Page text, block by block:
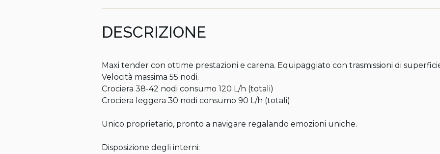
DESCRIZIONE
Maxi tender con ottime prestazioni e carena. Equipaggiato con trasmissioni di
Velocità massima 55 nodi.
Crociera 38-42 nodi consumo 120 L/h (totali)
Crociera leggera 30 nodi consumo 90 L/h (totali)
Unico proprietario, pronto a navigare regalando emozioni uniche.
Disposizione degli interni: